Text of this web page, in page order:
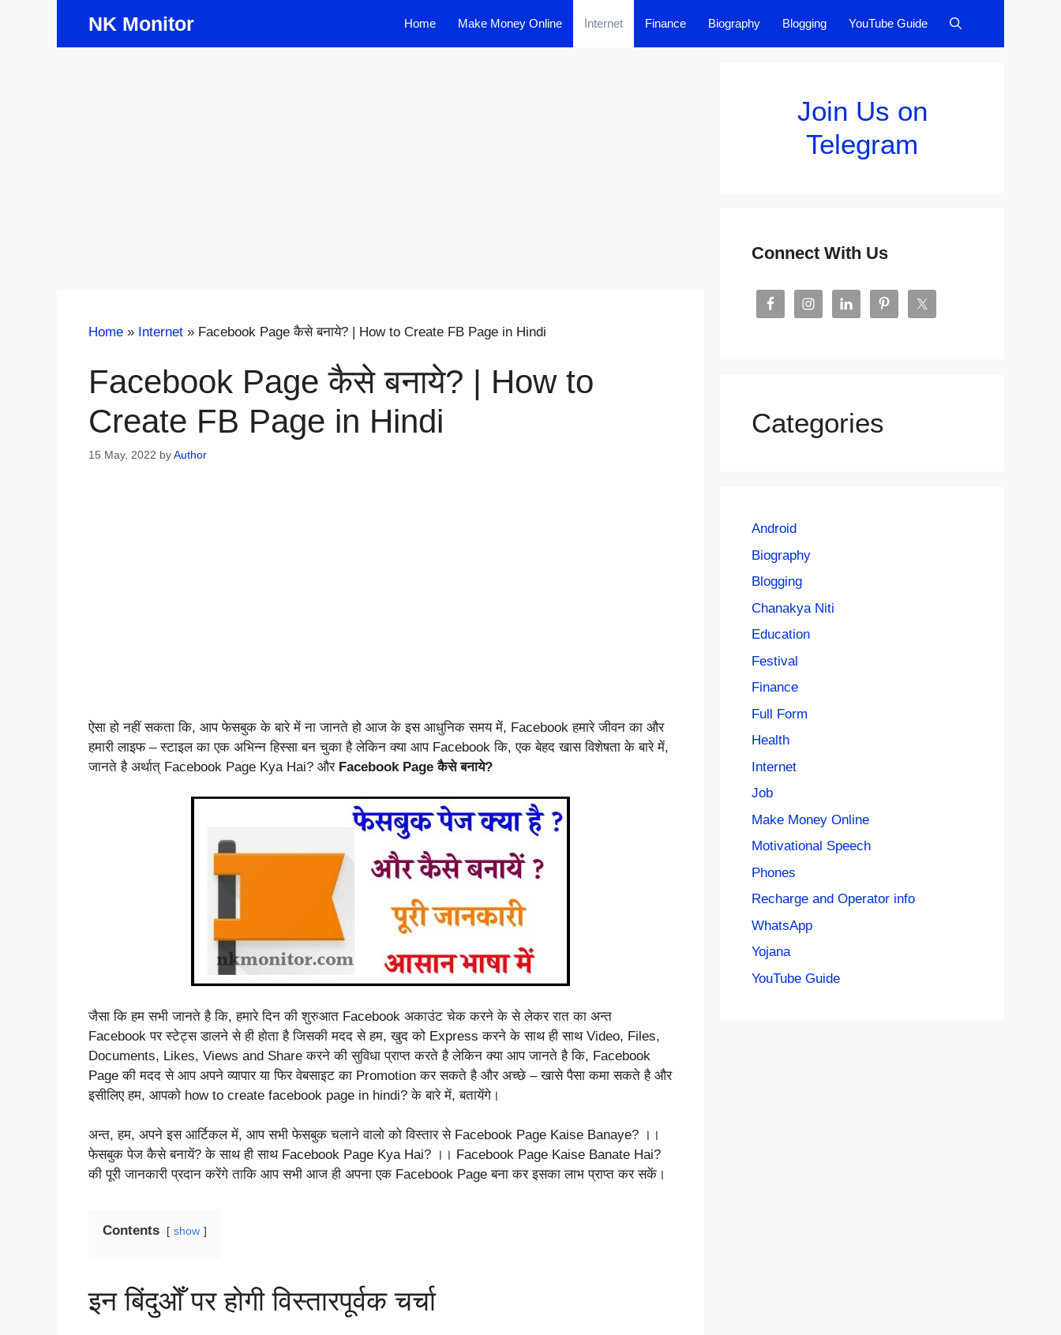
NK Monitor Home Make Money Online Internet Finance Biography Blogging YouTube Guide
Home » Internet » Facebook Page कैसे बनाये? | How to Create FB Page in Hindi
Facebook Page कैसे बनाये? | How to
Create FB Page in Hindi
15 May, 2022 byAuthor
ऐसा हो नहीं सकता कि, आप फेसबुक के बारे में ना जानते हो आज के इस आधुनिक समय में, Facebook हमारे जीवन का और
हमारी लाइफ – स्टाइल का एक अभिन्न हिस्सा बन चुका है लेकिन क्या आप Facebook कि, एक बेहद खास विशेषता के बारे में,
जानते है अर्थात् Facebook Page Kya Hai? और Facebook Page कैसे बनाये?
जैसा कि हम सभी जानते है कि, हमारे दिन की शुरुआत Facebook अकाउंट चेक करने के से लेकर रात का अन्त
Facebook पर स्टेट्स डालने से ही होता है जिसकी मदद से हम, खुद को Express करने के साथ ही साथ Video, Files,
Documents, Likes, Views and Share करने की सुविधा प्राप्त करते है लेकिन क्या आप जानते है कि, Facebook
Page की मदद से आप अपने व्यापार या फिर वेबसाइट का Promotion कर सकते है और अच्छे – खासे पैसा कमा सकते है और
इसीलिए हम, आपको how to create facebook page in hindi? के बारे में, बतायेंगे।
अन्त, हम, अपने इस आर्टिकल में, आप सभी फेसबुक चलाने वालो को विस्तार से Facebook Page Kaise Banaye? ।।
फेसबुक पेज कैसे बनायें? के साथ ही साथ Facebook Page Kya Hai? ।। Facebook Page Kaise Banate Hai?
की पूरी जानकारी प्रदान करेंगे ताकि आप सभी आज ही अपना एक Facebook Page बना कर इसका लाभ प्राप्त कर सकें।
Contents show
इन बिंदुओँ पर होगी विस्तारपूर्वक चर्चा
Join Us on
Telegram
Connect With Us
Categories
Android
Biography
Blogging
Chanakya Niti
Education
Festival
Finance
Full Form
Health
Internet
Job
Make Money Online
Motivational Speech
Phones
Recharge and Operator info
WhatsApp
Yojana
YouTube Guide